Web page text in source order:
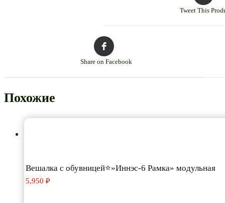
Tweet This
Share on Facebook
Похожие
Вешалка с обувницей⭐»Иннэс-6 Рамка» модульная
5,950 ₽